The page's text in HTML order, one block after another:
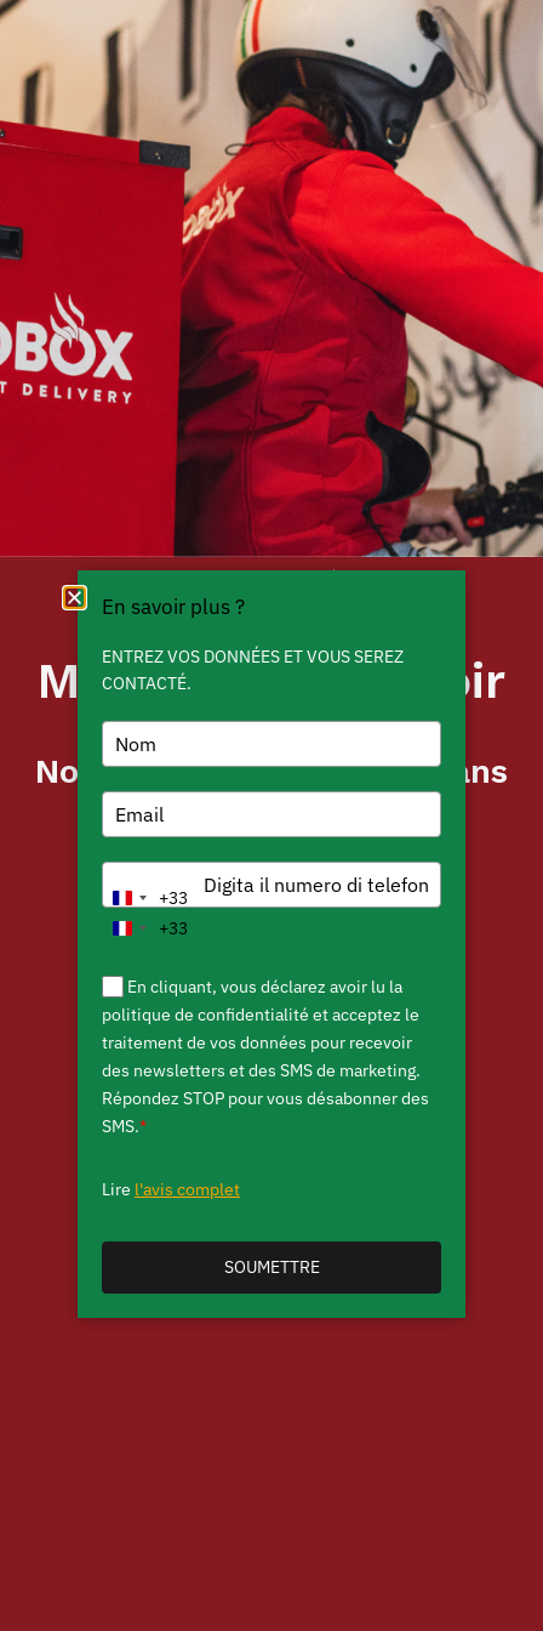
Merci de nous avoir
contactés!
Nous vous rappellerons dans
les plus brefs délais.
En savoir plus ?
ENTREZ VOS DONNÉES ET VOUS SEREZ
CONTACTÉ.
France +33
+33
France +33
+33
En cliquant, vous déclarez avoir lu la
politique de confidentialité et acceptez le
traitement de vos données pour recevoir
des newsletters et des SMS de marketing.
Répondez STOP pour vous désabonner des
SMS.*
Lire l'avis complet
SOUMETTRE